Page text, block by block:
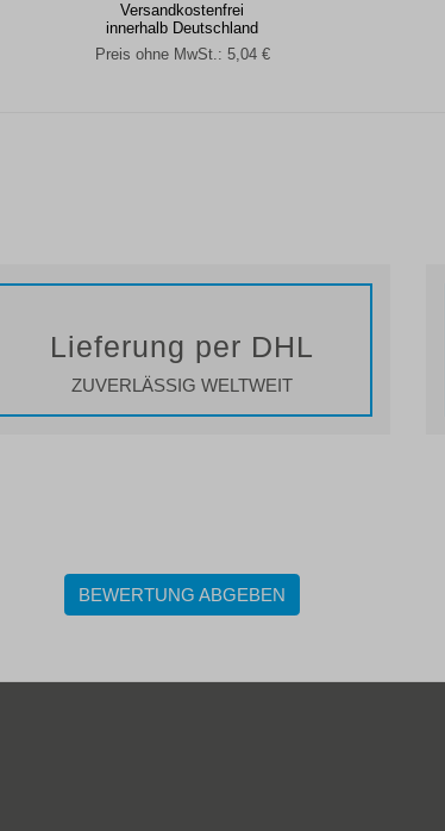
Versandkostenfrei
innerhalb Deutschland
Preis ohne MwSt.: 5,04 €
Lieferung per DHL
ZUVERLÄSSIG WELTWEIT
BEWERTUNG ABGEBEN